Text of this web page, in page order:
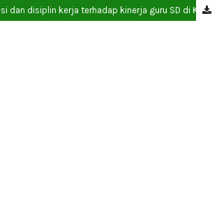
Pengaruh motivasi dan disiplin kerja terhadap kinerja guru SD di Kabupaten Cilacap